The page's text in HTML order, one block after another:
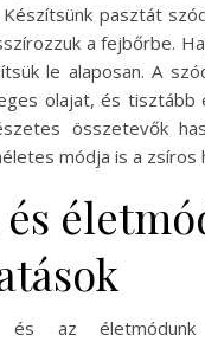
Készítsünk pasztát
a fejbőrbe.
le alaposan. A
olajat, és
összetevők
módja is a zsíros
az életmódunk